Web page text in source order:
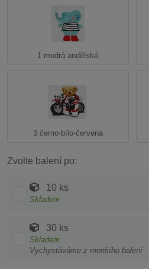
1 modrá andělská
3 černo-bílo-červená
Zvolte balení po:
10 ks
Skladem
30 ks
Skladem
Vychystáváme z menšího balení